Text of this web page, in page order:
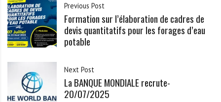
Previous Post
Formation sur l’élaboration de cadres de
devis quantitatifs pour les forages d’eau
potable
Next Post
La BANQUE MONDIALE recrute-
20/07/2025